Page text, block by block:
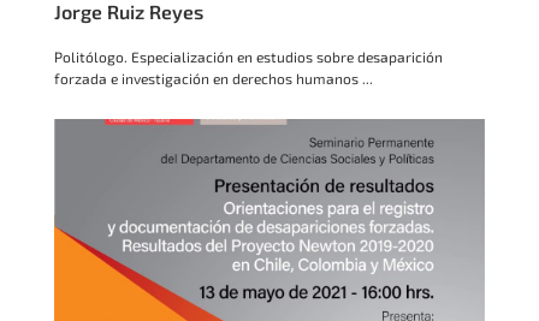
Jorge Ruiz Reyes
Politólogo. Especialización en estudios sobre desaparición
forzada e investigación en derechos humanos ...